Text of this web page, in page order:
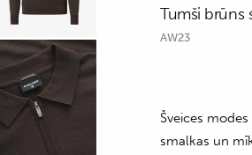
Tumši brūns
AW23
Šveices
smalkas un